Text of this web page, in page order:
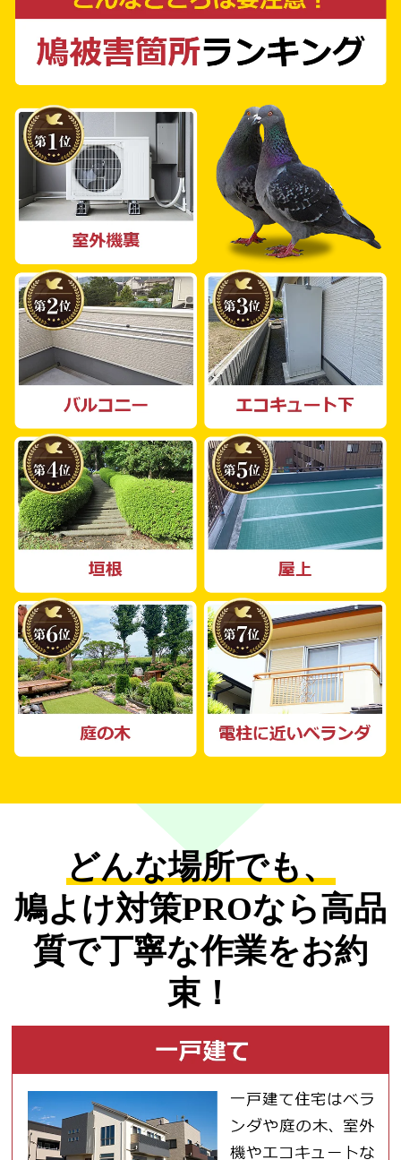
いします。そして、その場で最適な鳩よけ対策
をご提案し、お見積もりを無料で作成いたしま
す。まずはお気軽にご相談ください。当社のス
タッフは、鳩よけ対策の施工経験が豊富なプロ
フェッショナルばかり。どんな場所や環境で
も、最適な対策をご提案いたします。 一戸建
て住宅やマンション、工場、倉庫、公共施設や
農場に至るまで、個人・法人を問わず、幅広く
対応しています。どのような状況でも、鳩の被
害に対するプロの対策が必要な場合は、ぜひ私
たち鳩よけ対策PROにお任せください。私た
ちの目指すところは、お客様が鳩の被害に悩む
ことのない生活環境の実現です。お気軽にご連
絡をどうぞ。
どんな場所でも、
鳩よけ対策PROなら高品
質で丁寧な作業をお約
束！